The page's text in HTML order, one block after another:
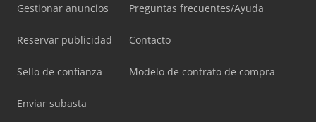
Gestionar anuncios
Reservar publicidad
Sello de confianza
Enviar subasta
Preguntas frecuentes/Ayuda
Contacto
Modelo de contrato de compra